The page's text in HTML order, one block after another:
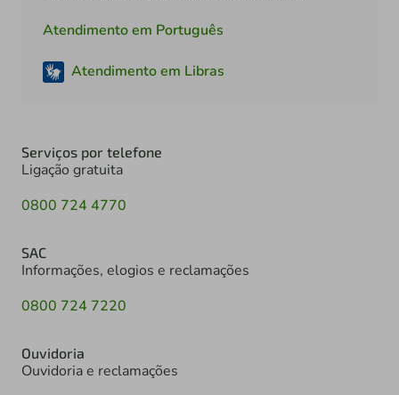
Atendimento em Português
Atendimento em Libras
Serviços por telefone
Ligação gratuita
0800 724 4770
SAC
Informações, elogios e reclamações
0800 724 7220
Ouvidoria
Ouvidoria e reclamações